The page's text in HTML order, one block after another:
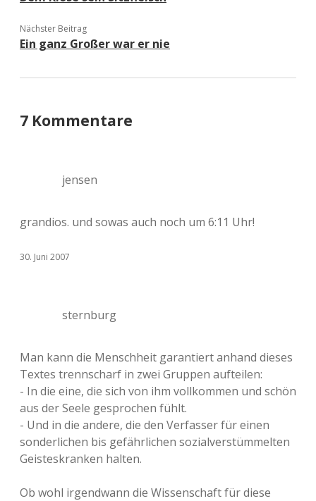
Nächster Beitrag
Ein ganz Großer war er nie
7 Kommentare
jensen
grandios. und sowas auch noch um 6:11 Uhr!
30. Juni 2007
sternburg
Man kann die Menschheit garantiert anhand dieses
Textes trennscharf in zwei Gruppen aufteilen:
- In die eine, die sich von ihm vollkommen und schön
aus der Seele gesprochen fühlt.
- Und in die andere, die den Verfasser für einen
sonderlichen bis gefährlichen sozialverstümmelten
Geisteskranken halten.
Ob wohl irgendwann die Wissenschaft für diese